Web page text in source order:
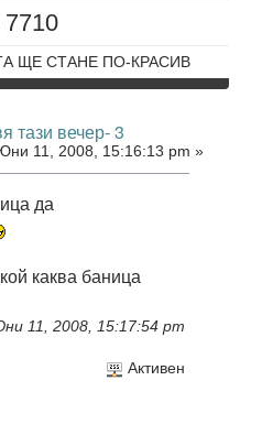
7710
ЩЕ СТАНЕ ПО-КРАСИВ
тази вечер- 3
11, 2008, 15:16:13 pm »
да
каква баница
11, 2008, 15:17:54 pm
Активен